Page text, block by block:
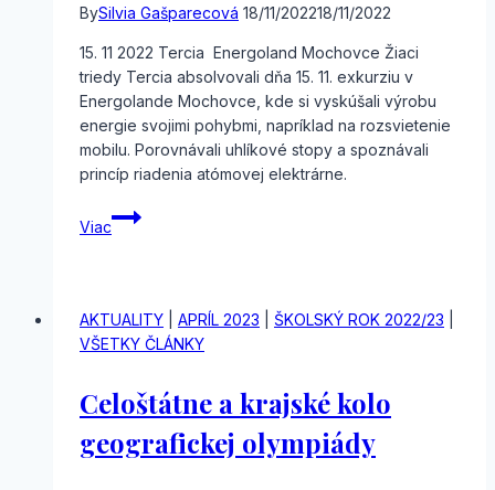
BySilvia Gašparecová 18/11/202218/11/2022
15. 11 2022 Tercia Energoland Mochovce Žiaci
triedy Tercia absolvovali dňa 15. 11. exkurziu v
Energolande Mochovce, kde si vyskúšali výrobu
energie svojimi pohybmi, napríklad na rozsvietenie
mobilu. Porovnávali uhlíkové stopy a spoznávali
princíp riadenia atómovej elektrárne.
Viac
Exkurzia
Energoland
AKTUALITY APRÍL 2023 ŠKOLSKÝ ROK 2022/23
VŠETKY ČLÁNKY
Celoštátne a krajské kolo
geografickej olympiády